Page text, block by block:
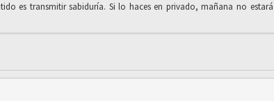
es transmitir sabiduría. Si lo haces en privado, mañana no